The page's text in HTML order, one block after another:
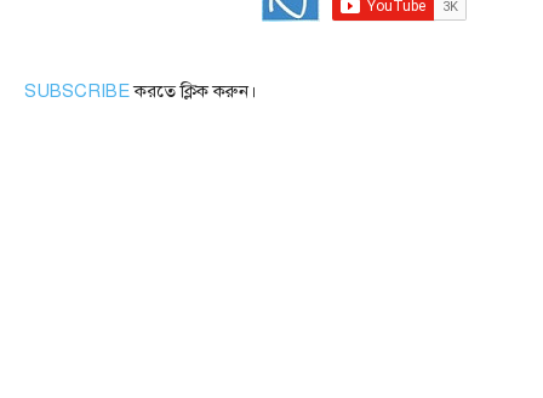
SUBSCRIBEকরতে ক্লিক করুন।